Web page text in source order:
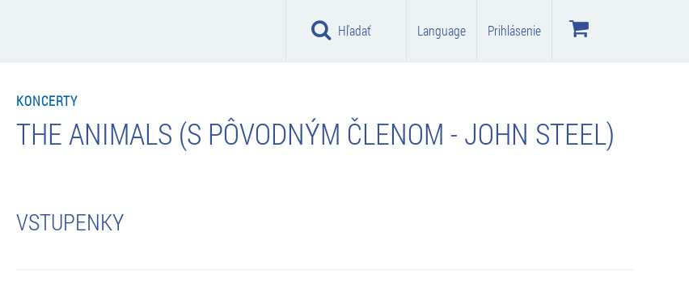
Hľadať Language Prihlásenie
KONCERTY
THE ANIMALS (S PÔVODNÝM ČLENOM - JOHN STEEL)
VSTUPENKY